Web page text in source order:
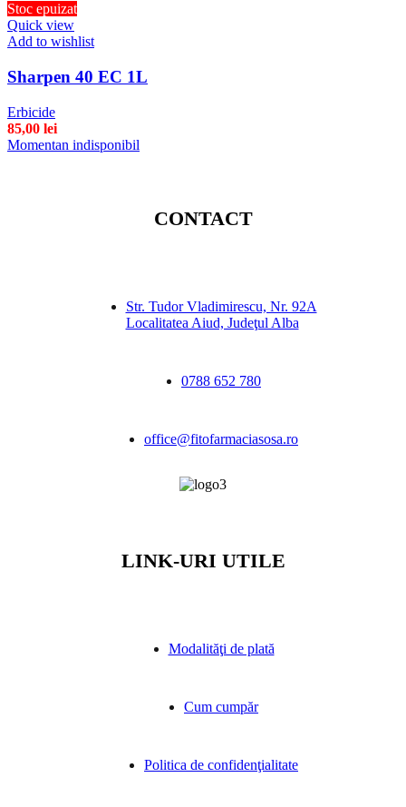
Stoc epuizat
Quick view
Add to wishlist
Sharpen 40 EC 1L
Erbicide
85,00 lei
Momentan indisponibil
CONTACT
Str. Tudor Vladimirescu, Nr. 92A
Localitatea Aiud, Judeţul Alba
0788 652 780
office@fitofarmaciasosa.ro
LINK-URI UTILE
Modalităţi de plată
Cum cumpăr
Politica de confidenţialitate